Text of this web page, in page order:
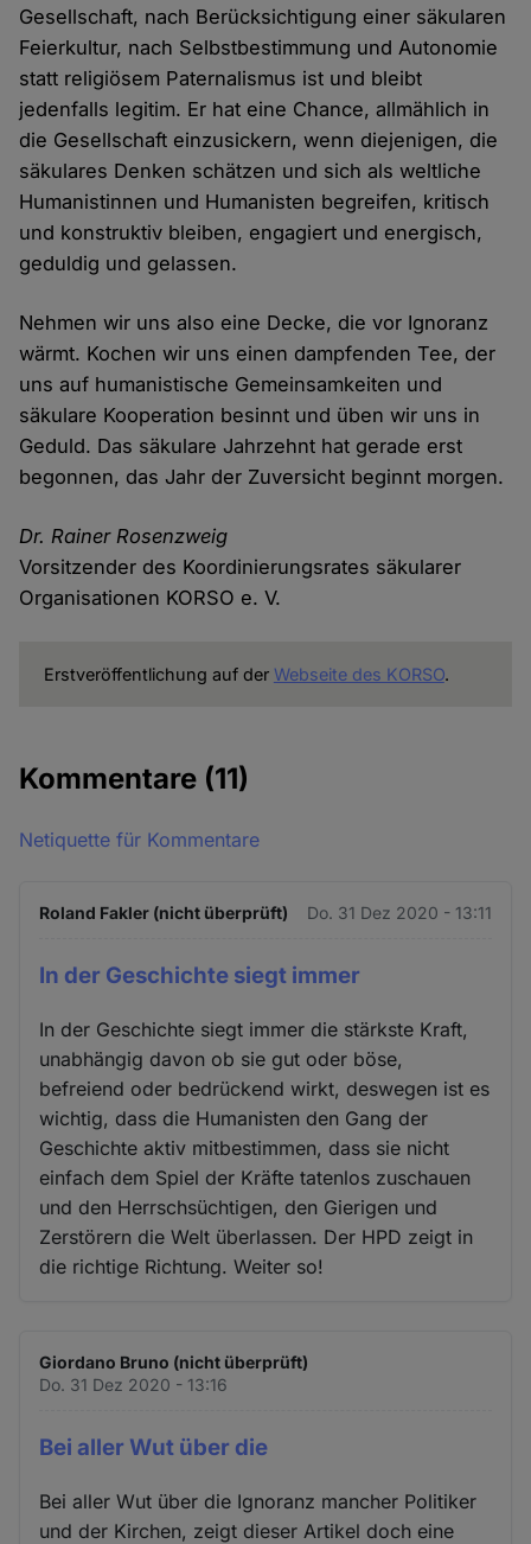
Gesellschaft, nach Berücksichtigung einer säkularen
Feierkultur, nach Selbstbestimmung und Autonomie
statt religiösem Paternalismus ist und bleibt
jedenfalls legitim. Er hat eine Chance, allmählich in
die Gesellschaft einzusickern, wenn diejenigen, die
säkulares Denken schätzen und sich als weltliche
Humanistinnen und Humanisten begreifen, kritisch
und konstruktiv bleiben, engagiert und energisch,
geduldig und gelassen.
Nehmen wir uns also eine Decke, die vor Ignoranz
wärmt. Kochen wir uns einen dampfenden Tee, der
uns auf humanistische Gemeinsamkeiten und
säkulare Kooperation besinnt und üben wir uns in
Geduld. Das säkulare Jahrzehnt hat gerade erst
begonnen, das Jahr der Zuversicht beginnt morgen.
Dr. Rainer Rosenzweig
Vorsitzender des Koordinierungsrates säkularer
Organisationen KORSO e. V.
Erstveröffentlichung auf der Webseite des KORSO.
Kommentare (11)
Netiquette für Kommentare
Roland Fakler (nicht überprüft) Do. 31 Dez 2020 - 13:11
In der Geschichte siegt immer
In der Geschichte siegt immer die stärkste Kraft,
unabhängig davon ob sie gut oder böse,
befreiend oder bedrückend wirkt, deswegen ist es
wichtig, dass die Humanisten den Gang der
Geschichte aktiv mitbestimmen, dass sie nicht
einfach dem Spiel der Kräfte tatenlos zuschauen
und den Herrschsüchtigen, den Gierigen und
Zerstörern die Welt überlassen. Der HPD zeigt in
die richtige Richtung. Weiter so!
Giordano Bruno (nicht überprüft)
Do. 31 Dez 2020 - 13:16
Bei aller Wut über die
Bei aller Wut über die Ignoranz mancher Politiker
und der Kirchen, zeigt dieser Artikel doch eine